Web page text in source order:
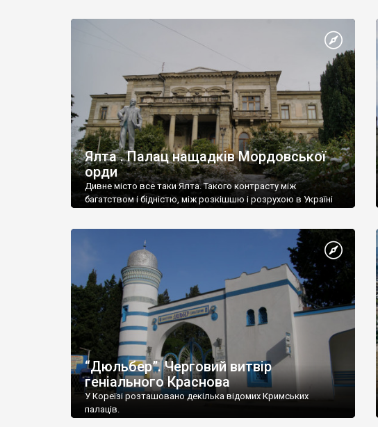
Ялта . Палац нащадків Мордовської
орди
Дивне місто все таки Ялта. Такого контрасту між
багатством і бідністю, між розкішшю і розрухою в Україні
“Дюльбер”. Черговий витвір
геніального Краснова
У Кореїзі розташовано декілька відомих Кримських
палаців.